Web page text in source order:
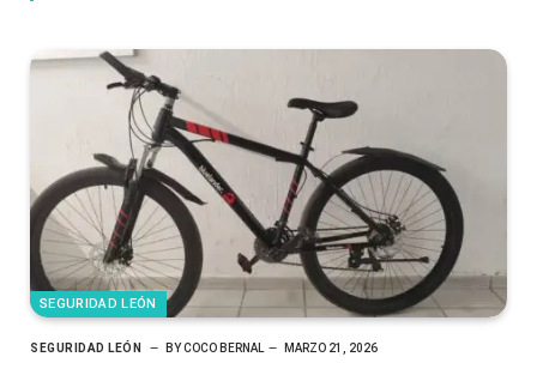
SEGURIDAD LEÓN
SEGURIDAD LEÓN BYCOCO BERNAL MARZO 21, 2026